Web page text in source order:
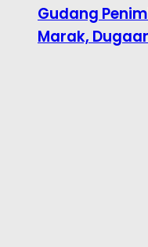
Gudang
Marak,